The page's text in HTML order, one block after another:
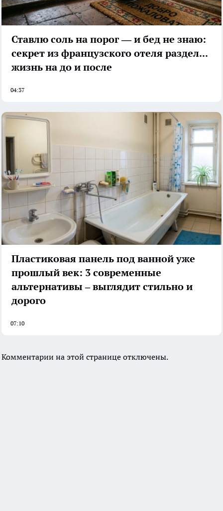
Ставлю соль на порог — и бед не знаю:
секрет из французского отеля разделил
жизнь на до и после
04:37
Пластиковая панель под ванной уже
прошлый век: 3 современные
альтернативы – выглядит стильно и
дорого
07:10
Комментарии на этой странице отключены.